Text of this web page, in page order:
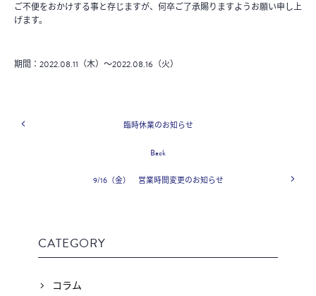
ご不便をおかけする事と存じますが、何卒ご了承賜りますようお願い申し上
げます。
期間：2022.08.11（木）～2022.08.16（火）
臨時休業のお知らせ
Back
9/16（金） 営業時間変更のお知らせ
CATEGORY
コラム